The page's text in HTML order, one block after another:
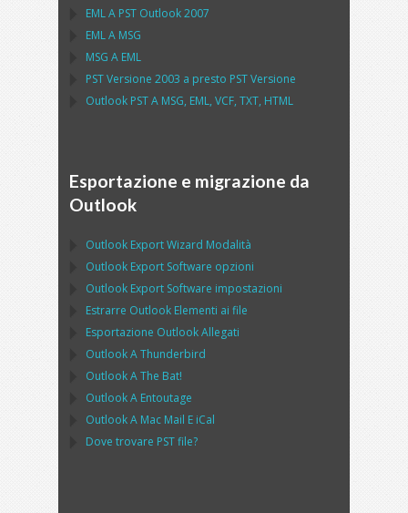
EMLA PST Outlook2007
EMLA MSG
MSG A EML
PSTVersione 2003 a presto PSTVersione
Outlook PSTA MSG, EML, VCF, TXT, HTML
Esportazione e migrazione da
Outlook
Outlook Export Wizard Modalità
Outlook Export Software opzioni
Outlook Export Software impostazioni
Estrarre Outlook Elementi ai file
Esportazione OutlookAllegati
OutlookAThunderbird
OutlookAThe Bat!
OutlookA Entoutage
OutlookA Mac Mail E iCal
Dove trovare PSTfile?